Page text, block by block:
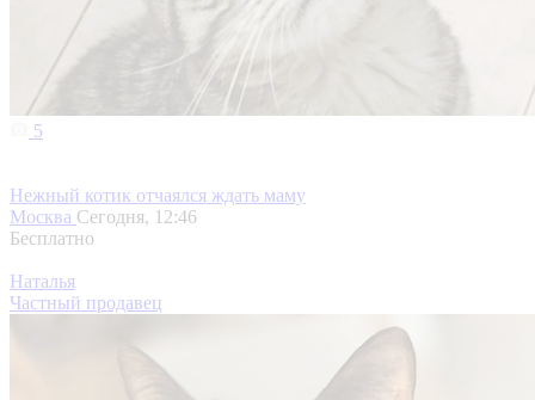
5
Нежный котик отчаялся ждать маму
Москва Сегодня, 12:46
Бесплатно
Наталья
Частный продавец